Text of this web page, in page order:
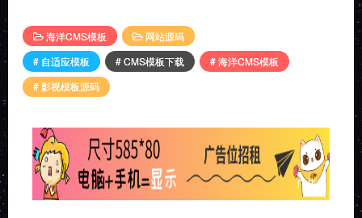
海洋CMS模板
网站源码
# 自适应模板
# CMS模板下载
# 海洋CMS模板
# 影视模板源码
广告